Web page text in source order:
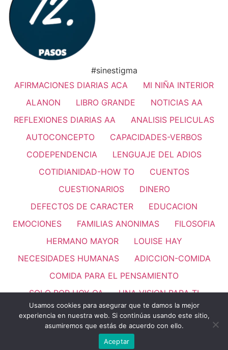
#sinestigma
AFIRMACIONES DIARIAS ACA
MI NIÑA INTERIOR
ALANON
LIBRO GRANDE
NOTICIAS AA
REFLEXIONES DIARIAS AA
ANALISIS PELICULAS
AUTOCONCEPTO
CAPACIDADES-VERBOS
CODEPENDENCIA
LENGUAJE DEL ADIOS
COTIDIANIDAD-HOW TO
CUENTOS
CUESTIONARIOS
DINERO
DEFECTOS DE CARACTER
EDUCACION
EMOCIONES
FAMILIAS ANONIMAS
FILOSOFIA
HERMANO MAYOR
LOUISE HAY
NECESIDADES HUMANAS
ADICCION-COMIDA
COMIDA PARA EL PENSAMIENTO
SOLO POR HOY OA
UNA VISION PARA TI
PASO 11
REFLEXIONES
VALORES HUMANOS
LEMAS
Todos los derechos reservados
Usamos cookies para asegurar que te damos la mejor
experiencia en nuestra web. Si continúas usando este sitio,
asumiremos que estás de acuerdo con ello.
Aceptar
Thank you for visiting. You
can now buy me a coffee!